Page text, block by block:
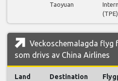
Taoyuan
(TPE)
Veckoschemalagda flyg
som drivs av China Airlines
Land Destination